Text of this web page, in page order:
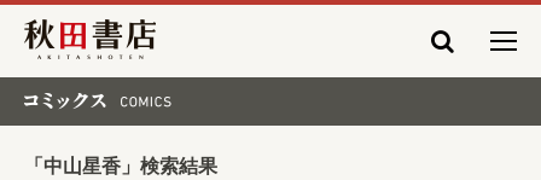
秋田書店
「中山星香」検索結果